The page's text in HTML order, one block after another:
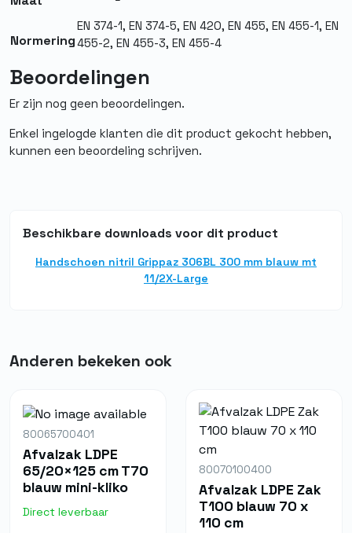
buitenzijde
EN 374-1
Materiaal
Nitril
Steriel
Nee
Normering
EN 374-1, EN 374-5, EN 420, EN 455, EN 455-1, EN
455-2, EN 455-3, EN 455-4
Beoordelingen
Er zijn nog geen beoordelingen.
Enkel ingelogde klanten die dit product gekocht hebben,
kunnen een beoordeling schrijven.
Beschikbare downloads voor dit product
Handschoen nitril Grippaz 306BL 300 mm blauw mt
11/2X-Large
Anderen bekeken ook
80065700401
Afvalzak LDPE
65/20×125 cm T70
blauw mini-kliko
Direct leverbaar
80070100400
Afvalzak LDPE Zak
T100 blauw 70 x
110 cm